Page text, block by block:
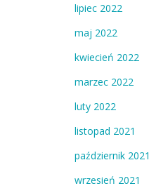
lipiec 2022
maj 2022
kwiecień 2022
marzec 2022
luty 2022
listopad 2021
październik 2021
wrzesień 2021